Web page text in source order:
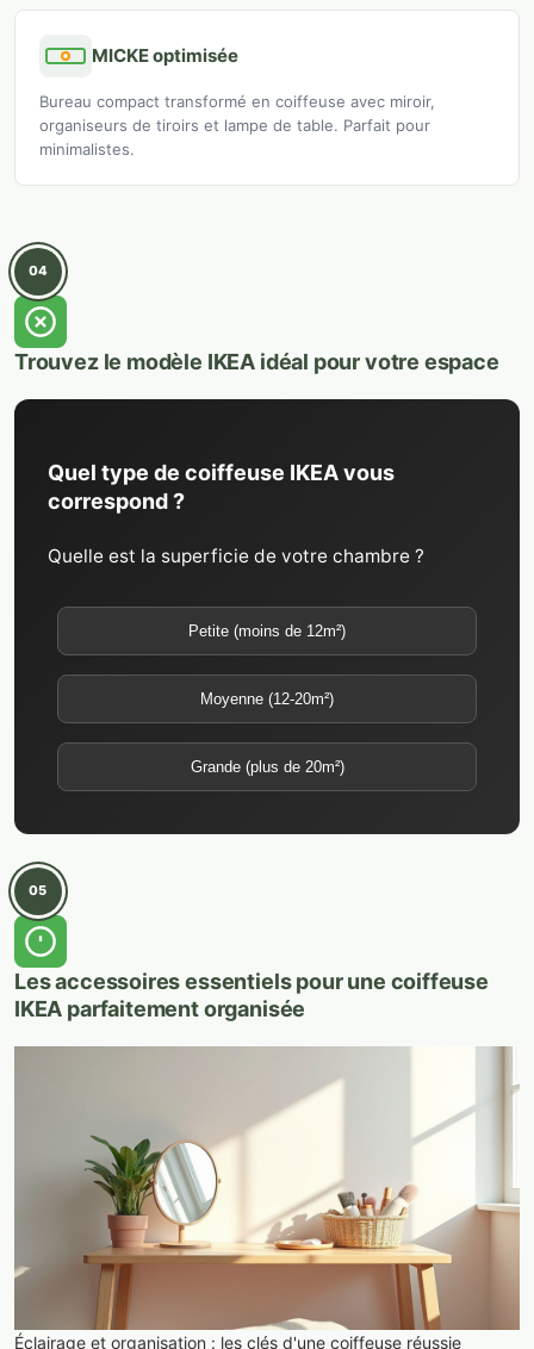
MICKE optimisée
Bureau compact transformé en coiffeuse avec miroir,
organiseurs de tiroirs et lampe de table. Parfait pour
minimalistes.
04
Trouvez le modèle IKEA idéal pour votre espace
Quel type de coiffeuse IKEA vous
correspond ?
Quelle est la superficie de votre chambre ?
Petite (moins de 12m²)
Moyenne (12-20m²)
Grande (plus de 20m²)
05
Les accessoires essentiels pour une coiffeuse
IKEA parfaitement organisée
Éclairage et organisation : les clés d'une coiffeuse réussie